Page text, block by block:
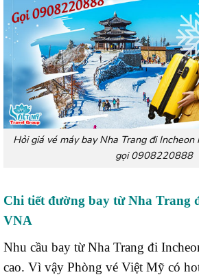
Hỏi giá vé máy bay Nha Trang đi
gọi 0908220888
Chi tiết đường bay từ Nha Trang
VNA
Nhu cầu bay từ Nha Trang đi
cao. Vì vậy Phòng vé Việt Mỹ có